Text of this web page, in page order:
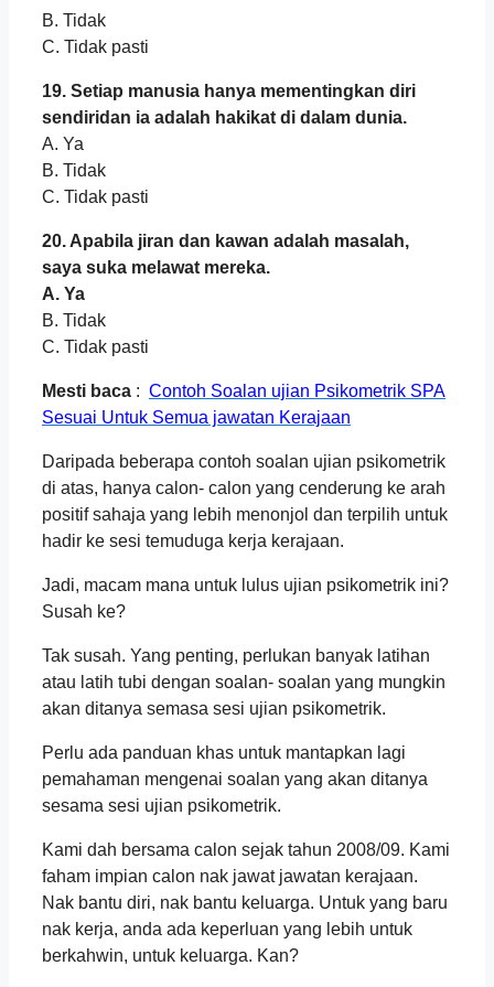
B. Tidak
C. Tidak pasti
19. Setiap manusia hanya mementingkan diri
sendiridan ia adalah hakikat di dalam dunia.
A. Ya
B. Tidak
C. Tidak pasti
20. Apabila jiran dan kawan adalah masalah,
saya suka melawat mereka.
A. Ya
B. Tidak
C. Tidak pasti
Mesti baca : Contoh Soalan ujian Psikometrik SPA
Sesuai Untuk Semua jawatan Kerajaan
Daripada beberapa contoh soalan ujian psikometrik
di atas, hanya calon- calon yang cenderung ke arah
positif sahaja yang lebih menonjol dan terpilih untuk
hadir ke sesi temuduga kerja kerajaan.
Jadi, macam mana untuk lulus ujian psikometrik ini?
Susah ke?
Tak susah. Yang penting, perlukan banyak latihan
atau latih tubi dengan soalan- soalan yang mungkin
akan ditanya semasa sesi ujian psikometrik.
Perlu ada panduan khas untuk mantapkan lagi
pemahaman mengenai soalan yang akan ditanya
sesama sesi ujian psikometrik.
Kami dah bersama calon sejak tahun 2008/09. Kami
faham impian calon nak jawat jawatan kerajaan.
Nak bantu diri, nak bantu keluarga. Untuk yang baru
nak kerja, anda ada keperluan yang lebih untuk
berkahwin, untuk keluarga. Kan?